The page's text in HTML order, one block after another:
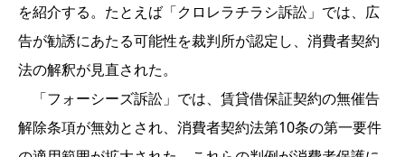
を紹介する。たとえば「クロレラチラシ訴訟」では、広
告が勧誘にあたる可能性を裁判所が認定し、消費者契約
法の解釈が見直された。
「フォーシーズ訴訟」では、賃貸借保証契約の無催告
解除条項が無効とされ、消費者契約法第10条の第一要件